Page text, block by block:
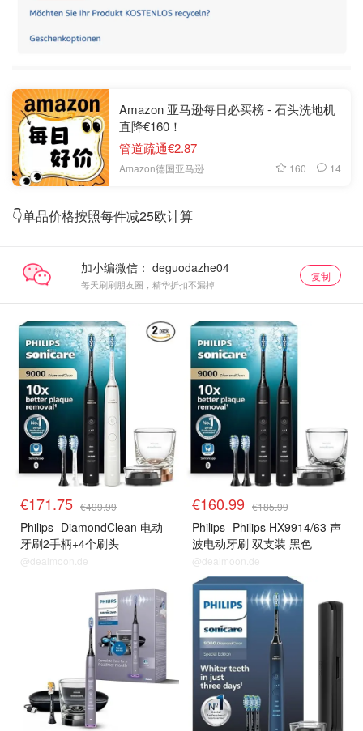
Amazon 亚马逊每日必买榜 - 石头洗地机
直降€160！
管道疏通€2.87
Amazon德国亚马逊 160 14
👇单品价格按照每件减25欧计算
加小编微信：
每天刷刷朋友圈，精华折扣不漏掉
复制
€171.75 €499.99
Philips DiamondClean 电动
牙刷2手柄+4个刷头
@dealmoon.de
€160.99 €185.99
Philips Philips HX9914/63 声
波电动牙刷 双支装 黑色
@dealmoon.de